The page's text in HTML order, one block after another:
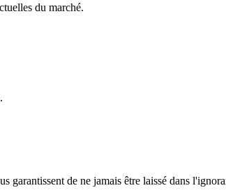
du marché.
de ne jamais être laissé dans